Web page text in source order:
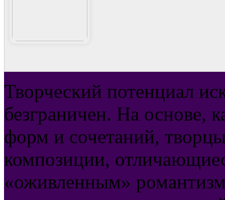
Творческий потенциал
безграничен. На основе,
форм и сочетаний,
композиции,
«оживленным»